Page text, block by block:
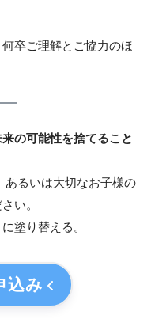
卒ご理解とご協力のほ
の可能性を捨てること
あるいは大切なお子様の
い。
塗り替える。
込み